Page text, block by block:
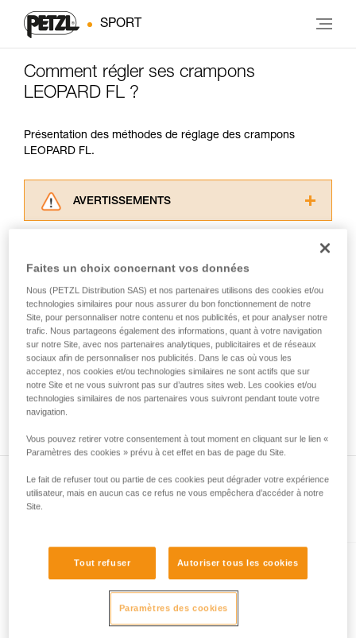
SPORT
Comment régler ses crampons
LEOPARD FL ?
Présentation des méthodes de réglage des crampons
LEOPARD FL.
AVERTISSEMENTS
consulter. Vous devez avoir compris les
pouvoir comprendre ce complément
d’informations.
Maîtriser ces techniques nécessite une
formation et un entraînement spécifique. Validez
avec un professionnel votre capacité à refaire
la manipulation, seul, en toute sécurité, avant
de la reproduire en autonomie.
Nous donnons des exemples de techniques
que nous ne décrivons pas ici.
LEOPARD
Crampons ultra légers pour le
ski de randonnée et les
approches sur neige
Faites un choix concernant vos données
Nous (PETZL Distribution SAS) et nos partenaires utilisons des cookies et/ou
technologies similaires pour nous assurer du bon fonctionnement de notre
Site, pour personnaliser notre contenu et nos publicités, et pour analyser notre
trafic. Nous partageons également des informations, quant à votre navigation
sur notre Site, avec nos partenaires analytiques, publicitaires et de réseaux
sociaux afin de personnaliser nos publicités. Dans le cas où vous les
acceptez, nos cookies et/ou technologies similaires ne sont actifs que sur
notre Site et ne vous suivront pas sur d’autres sites web. Les cookies et/ou
technologies similaires de nos partenaires vous suivront pendant toute votre
navigation.
Vous pouvez retirer votre consentement à tout moment en cliquant sur le lien «
Paramètres des cookies » prévu à cet effet en bas de page du Site.
Le fait de refuser tout ou partie de ces cookies peut dégrader votre expérience
utilisateur, mais en aucun cas ce refus ne vous empêchera d’accéder à notre
Site.
Tout refuser Autoriser tous les cookies
Paramètres des cookies